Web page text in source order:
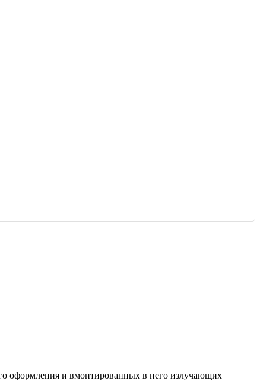
оформления и вмонтированных в него излучающих